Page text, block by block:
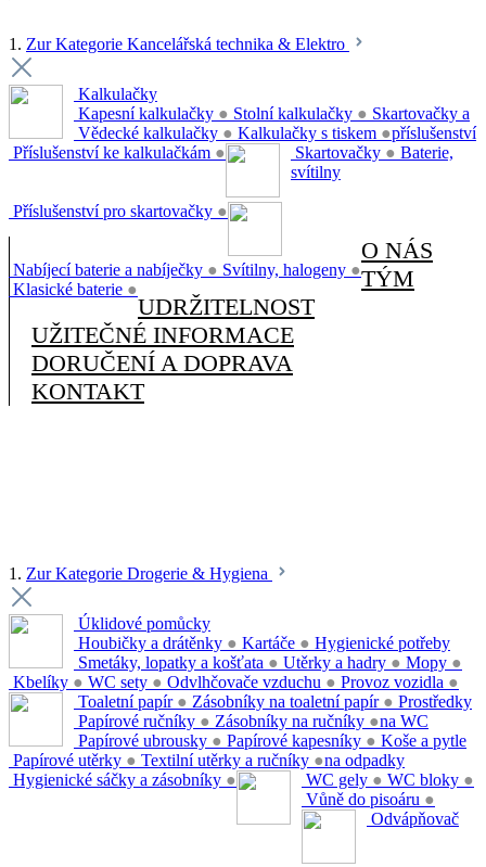
1. Zur Kategorie Kancelářská technika & Elektro
Kalkulačky
Kapesní kalkulačky ● Stolní kalkulačky ●
Vědecké kalkulačky ● Kalkulačky s tiskem ●
Příslušenství ke kalkulačkám ●
Skartovačky a
příslušenství
Skartovačky ●
Příslušenství pro skartovačky ●
Baterie,
svítilny
Nabíjecí baterie a nabíječky ● Svítilny, halogeny ●
Klasické baterie ●
O NÁS
TÝM
UDRŽITELNOST
UŽITEČNÉ INFORMACE
DORUČENÍ A DOPRAVA
KONTAKT
1. Zur Kategorie Drogerie & Hygiena
Úklidové pomůcky
Houbičky a drátěnky ● Kartáče ●
Smetáky, lopatky a košťata ● Utěrky a hadry ● Mopy ●
Kbelíky ● WC sety ● Odvlhčovače vzduchu ● Provoz vozidla ●
Hygienické potřeby
Toaletní papír ● Zásobníky na toaletní papír ●
Papírové ručníky ● Zásobníky na ručníky ●
Papírové ubrousky ● Papírové kapesníky ●
Papírové utěrky ● Textilní utěrky a ručníky ●
Hygienické sáčky a zásobníky ●
Prostředky
na WC
WC gely ● WC bloky ●
Vůně do pisoáru ●
Koše a pytle
na odpadky
Odvápňovač